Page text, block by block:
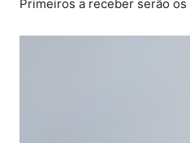
Primeiros a receber serão os